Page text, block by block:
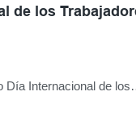
África de
y explorar nuevas
de los
Día Internacional de los